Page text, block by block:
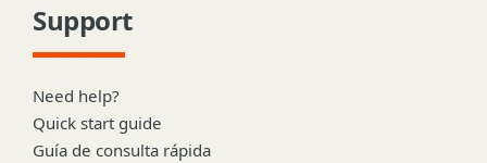
Support
Need help?
Quick start guide
Guía de consulta rápida